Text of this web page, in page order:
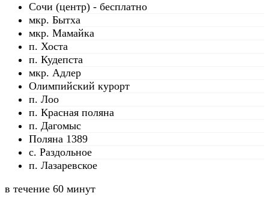
Сочи (центр) - бесплатно
мкр. Бытха
мкр. Мамайка
п. Хоста
п. Кудепста
мкр. Адлер
Олимпийский курорт
п. Лоо
п. Красная поляна
п. Дагомыс
Поляна 1389
с. Раздольное
п. Лазаревское
в течение 60 минут